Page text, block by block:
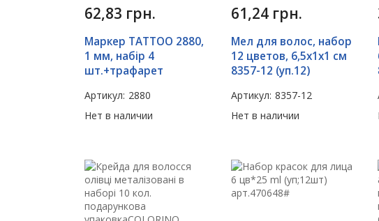
62,83 грн.
Маркер TATTOO 2880,
1 мм, набір 4
шт.+трафарет
Артикул: 2880
Нет в наличии
61,24 грн.
Мел для волос, набор
12 цветов, 6,5х1х1 см
8357-12 (уп.12)
Артикул: 8357-12
Нет в наличии